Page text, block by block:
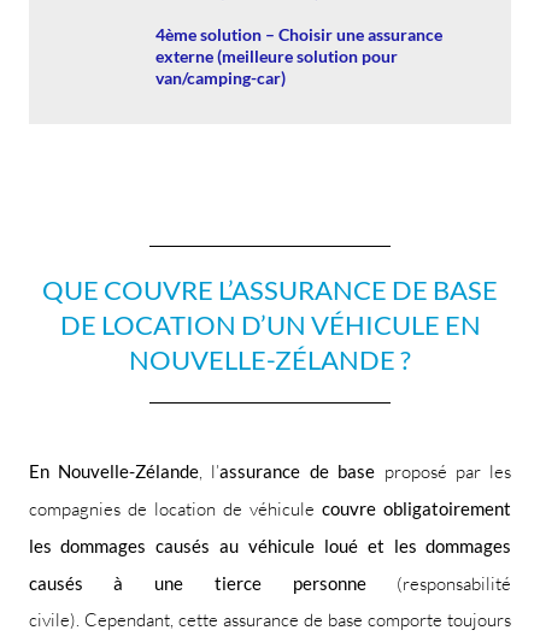
4ème solution – Choisir une assurance
externe (meilleure solution pour
van/camping-car)
QUE COUVRE L’ASSURANCE DE BASE
DE LOCATION D’UN VÉHICULE EN
NOUVELLE-ZÉLANDE ?
En Nouvelle-Zélande , l’assurance de base proposé par les
compagnies de location de véhiculecouvre obligatoirement
les dommages causés au véhicule loué et les dommages
causés à une tierce personne(responsabilité
civile). Cependant, cette assurance de base comporte toujours